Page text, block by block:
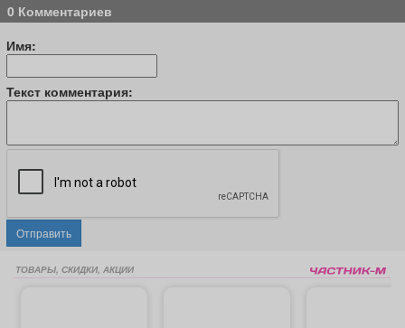
0 Комментариев
Имя:
Текст комментария:
Отправить
ТОВАРЫ, СКИДКИ, АКЦИИ